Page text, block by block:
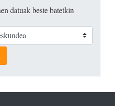
datuak beste batetkin